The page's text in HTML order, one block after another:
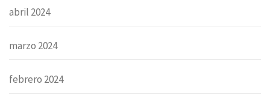
abril 2024
marzo 2024
febrero 2024